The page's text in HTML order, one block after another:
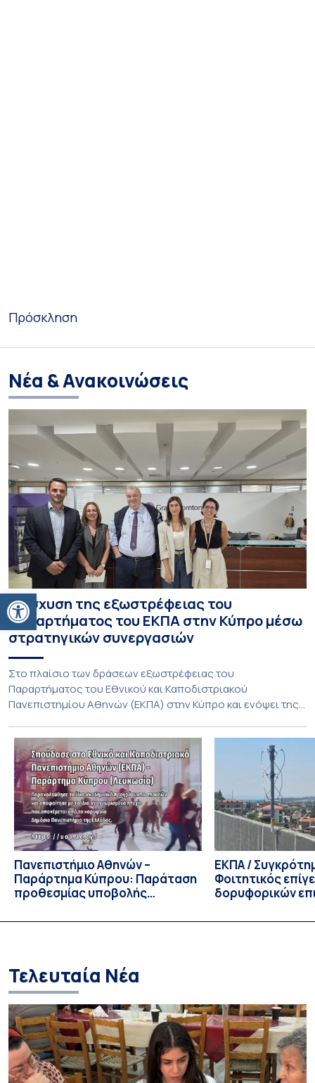
Ανοίξτε τη γραμμή εργαλείων
Πρόσκληση
Νέα & Ανακοινώσεις
Ενίσχυση της εξωστρέφειας του
Παραρτήματος του ΕΚΠΑ στην Κύπρο μέσω
στρατηγικών συνεργασιών
Στο πλαίσιο των δράσεων εξωστρέφειας του
Παραρτήματος του Εθνικού και Καποδιστριακού
Πανεπιστημίου Αθηνών (ΕΚΠΑ) στην Κύπρο και ενόψει της
Τμήματος Οικονομικών Επιστημών και του Τμήματος
Διοίκησης Επιχειρήσεων και Οργανισμών τον Σεπτέμβριο
του 2026, ο Κοσμήτορας της Σχολής Οικονομικών και
Πολιτικών Επιστημών, Καθηγητής Νικόλαος Ηρειώτης, και ο
Πρόεδρος του Τμήματος […]
Πανεπιστήμιο Αθηνών –
Παράρτημα Κύπρου: Παράταση
προθεσμίας υποβολής
υποψηφίων
ΕΚΠΑ /
Φοιτητικός
δορυφορικών
Τελευταία Νέα